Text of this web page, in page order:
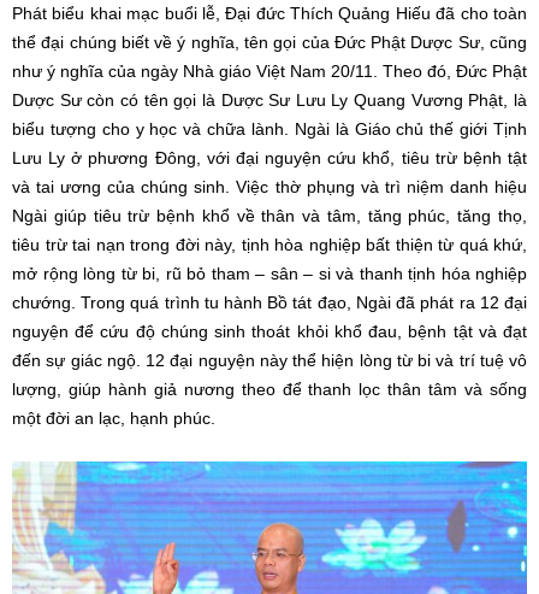
Phát biểu khai mạc buổi lễ, Đại đức Thích Quảng Hiếu đã cho toàn
thể đại chúng biết về ý nghĩa, tên gọi của Đức Phật Dược Sư, cũng
như ý nghĩa của ngày Nhà giáo Việt Nam 20/11. Theo đó, Đức Phật
Dược Sư còn có tên gọi là Dược Sư Lưu Ly Quang Vương Phật, là
biểu tượng cho y học và chữa lành. Ngài là Giáo chủ thế giới Tịnh
Lưu Ly ở phương Đông, với đại nguyện cứu khổ, tiêu trừ bệnh tật
và tai ương của chúng sinh. Việc thờ phụng và trì niệm danh hiệu
Ngài giúp tiêu trừ bệnh khổ về thân và tâm, tăng phúc, tăng thọ,
tiêu trừ tai nạn trong đời này, tịnh hòa nghiệp bất thiện từ quá khứ,
mở rộng lòng từ bi, rũ bỏ tham – sân – si và thanh tịnh hóa nghiệp
chướng. Trong quá trình tu hành Bồ tát đạo, Ngài đã phát ra 12 đại
nguyện để cứu độ chúng sinh thoát khỏi khổ đau, bệnh tật và đạt
đến sự giác ngộ. 12 đại nguyện này thể hiện lòng từ bi và trí tuệ vô
lượng, giúp hành giả nương theo để thanh lọc thân tâm và sống
một đời an lạc, hạnh phúc.